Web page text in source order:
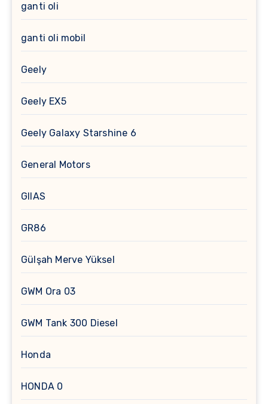
ganti oli
ganti oli mobil
Geely
Geely EX5
Geely Galaxy Starshine 6
General Motors
GIIAS
GR86
Gülşah Merve Yüksel
GWM Ora 03
GWM Tank 300 Diesel
Honda
HONDA 0